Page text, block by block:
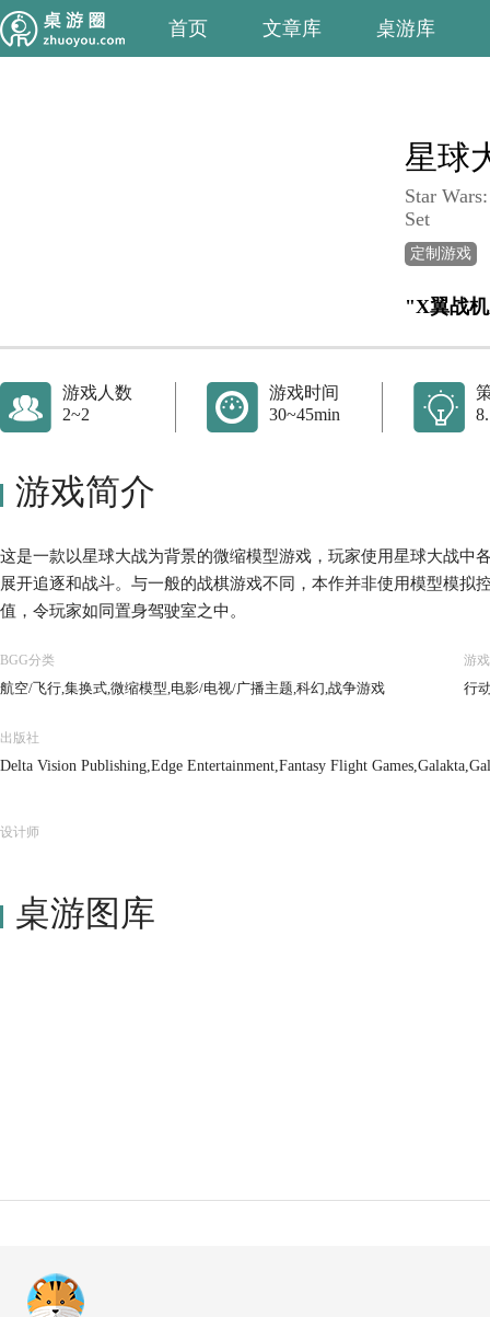
首页 文章库 桌游库
星球
Star
Set
定制游戏
"X翼战
游戏人数
2~2
游戏时间
30~45min
游戏简介
这是一款以星球大战为背景的微缩模型游戏，玩家使用星球大战中
展开追逐和战斗。与一般的战棋游戏不同，本作并非使用模型模拟
值，令玩家如同置身驾驶室之中。
BGG分类
航空/飞行,集换式,微缩模型,电影/电视/广播主题,科幻,战争游戏
游
行
出版社
Delta Vision Publishing,Edge Entertainment,Fantasy Flight
设计师
桌游图库